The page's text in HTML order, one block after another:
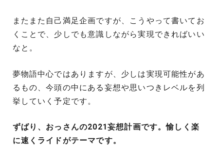
またまた自己満足企画ですが、こうやって書いてお
くことで、少しでも意識しながら実現できればいい
なと。
夢物語中心ではありますが、少しは実現可能性があ
るもの、今頭の中にある妄想や思いつきレベルを列
挙していく予定です。
ずばり、おっさんの2021妄想計画です。愉しく楽
に速くライドがテーマです。